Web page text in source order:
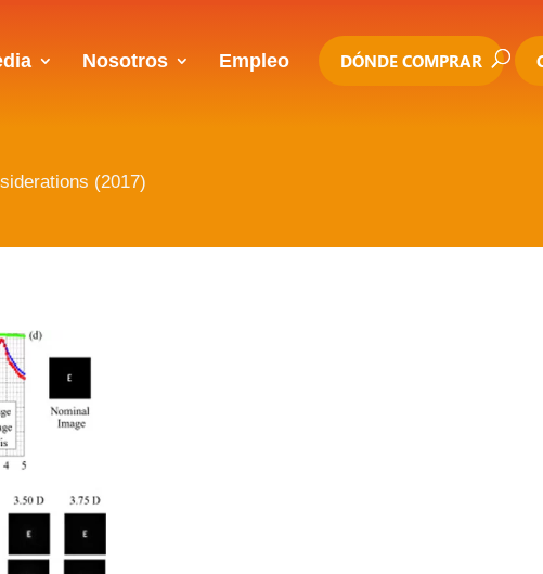
Nosotros Empleo DÓNDE COMPRAR
(2017)